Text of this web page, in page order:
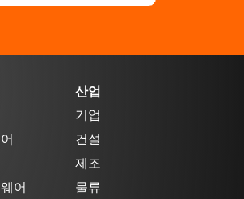
어
산업
기업
건설
제조
물류